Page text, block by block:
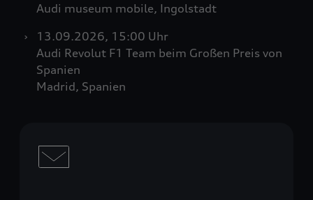
Audi museum mobile, Ingolstadt
13.09.2026, 15:00 Uhr
Audi Revolut F1 Team beim Großen Preis von
Spanien
Madrid, Spanien